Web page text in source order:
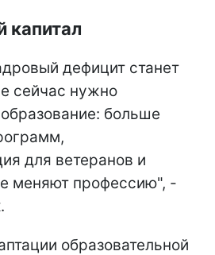
капитал
дефицит станет
сейчас нужно
больше
для ветеранов и
меняют профессию", -
образовательной